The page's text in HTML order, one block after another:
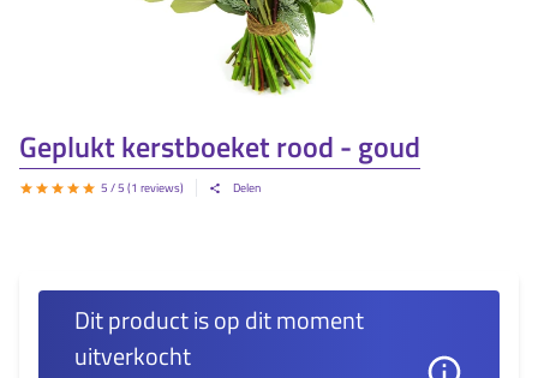
Geplukt kerstboeket rood - goud
5 / 5 (1 reviews) Delen
Dit product is op dit moment
uitverkocht